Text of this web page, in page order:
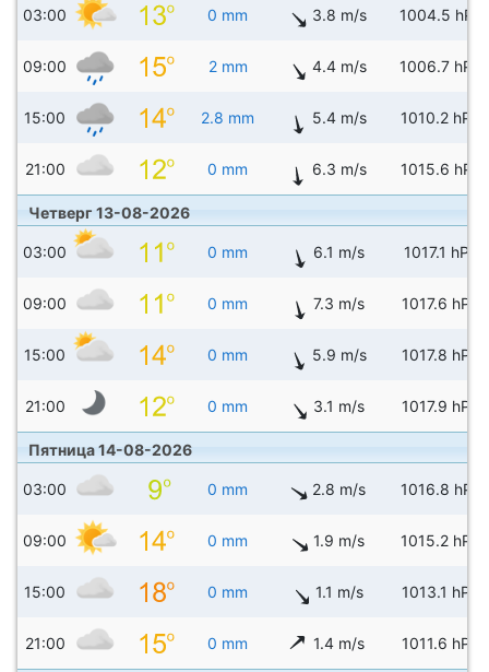
03:00 0 mm 3.8 m/s 1004.5 hPa
09:00 2 mm 4.4 m/s 1006.7 hPa
15:00 2.8 mm 5.4 m/s 1010.2 hPa
21:00 0 mm 6.3 m/s 1015.6 hPa
Четверг 13-08-2026
03:00 0 mm 6.1 m/s 1017.1 hPa
09:00 0 mm 7.3 m/s 1017.6 hPa
15:00 0 mm 5.9 m/s 1017.8 hPa
21:00 0 mm 3.1 m/s 1017.9 hPa
Пятница 14-08-2026
03:00 0 mm 2.8 m/s 1016.8 hPa
09:00 0 mm 1.9 m/s 1015.2 hPa
15:00 0 mm 1.1 m/s 1013.1 hPa
21:00 0 mm 1.4 m/s 1011.6 hPa